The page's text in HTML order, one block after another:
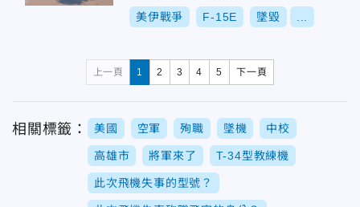
美伊戰爭 F-15E 墜毀
上一頁 1 2 3 4 5 下一頁
相關標籤： 美國 空軍 殉職 墜機 中校
高雄市 將軍來了 T-34型教練機
此次飛機失事的型號？